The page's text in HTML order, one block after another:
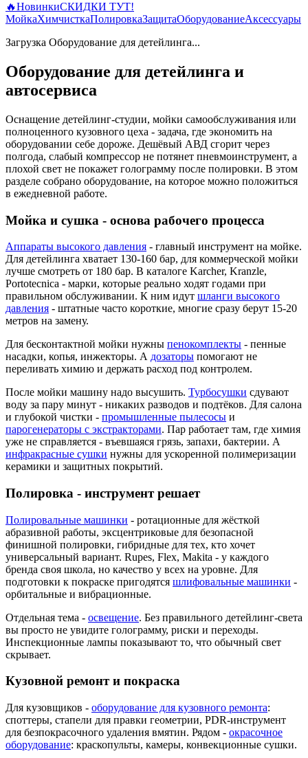
🔥НовинкиСКИДКИ ТУТ!
МойкаХимчисткаПолировкаЗащитаОборудованиеАксессуары
Загрузка Оборудование для детейлинга...
Оборудование для детейлинга и
автосервиса
Оснащение детейлинг-студии, мойки самообслуживания или
полноценного кузовного цеха - задача, где экономить на
оборудовании себе дороже. Дешёвый АВД сгорит через
полгода, слабый компрессор не потянет пневмоинструмент, а
плохой свет не покажет голограмму после полировки. В этом
разделе собрано оборудование, на которое можно положиться
в ежедневной работе.
Мойка и сушка - основа рабочего процесса
Аппараты высокого давления - главный инструмент на мойке.
Для детейлинга хватает 130-160 бар, для коммерческой мойки
лучше смотреть от 180 бар. В каталоге Karcher, Kranzle,
Portotecnica - марки, которые реально ходят годами при
правильном обслуживании. К ним идут шланги высокого
давления - штатные часто короткие, многие сразу берут 15-20
метров на замену.
Для бесконтактной мойки нужны пенокомплекты - пенные
насадки, копья, инжекторы. А дозаторы помогают не
переливать химию и держать расход под контролем.
После мойки машину надо высушить. Турбосушки сдувают
воду за пару минут - никаких разводов и подтёков. Для салона
и глубокой чистки - промышленные пылесосы и
парогенераторы с экстракторами. Пар работает там, где химия
уже не справляется - въевшаяся грязь, запахи, бактерии. А
инфракрасные сушки нужны для ускоренной полимеризации
керамики и защитных покрытий.
Полировка - инструмент решает
Полировальные машинки - ротационные для жёсткой
абразивной работы, эксцентриковые для безопасной
финишной полировки, гибридные для тех, кто хочет
универсальный вариант. Rupes, Flex, Makita - у каждого
бренда своя школа, но качество у всех на уровне. Для
подготовки к покраске пригодятся шлифовальные машинки -
орбитальные и вибрационные.
Отдельная тема - освещение. Без правильного детейлинг-света
вы просто не увидите голограмму, риски и переходы.
Инспекционные лампы показывают то, что обычный свет
скрывает.
Кузовной ремонт и покраска
Для кузовщиков - оборудование для кузовного ремонта:
споттеры, стапели для правки геометрии, PDR-инструмент
для безпокрасочного удаления вмятин. Рядом - окрасочное
оборудование: краскопульты, камеры, конвекционные сушки.